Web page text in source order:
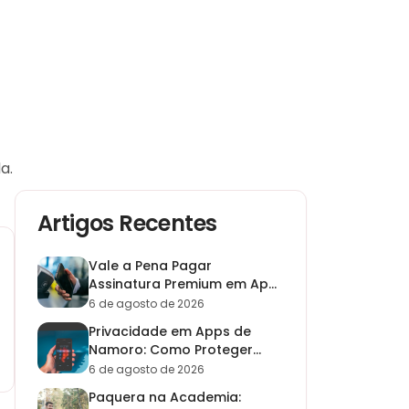
Artigos Recentes
Vale a Pena Pagar
Assinatura Premium em App
de Namoro? Guia 2026
6 de agosto de 2026
Privacidade em Apps de
Namoro: Como Proteger
Seus Dados em 2026
6 de agosto de 2026
Paquera na Academia: